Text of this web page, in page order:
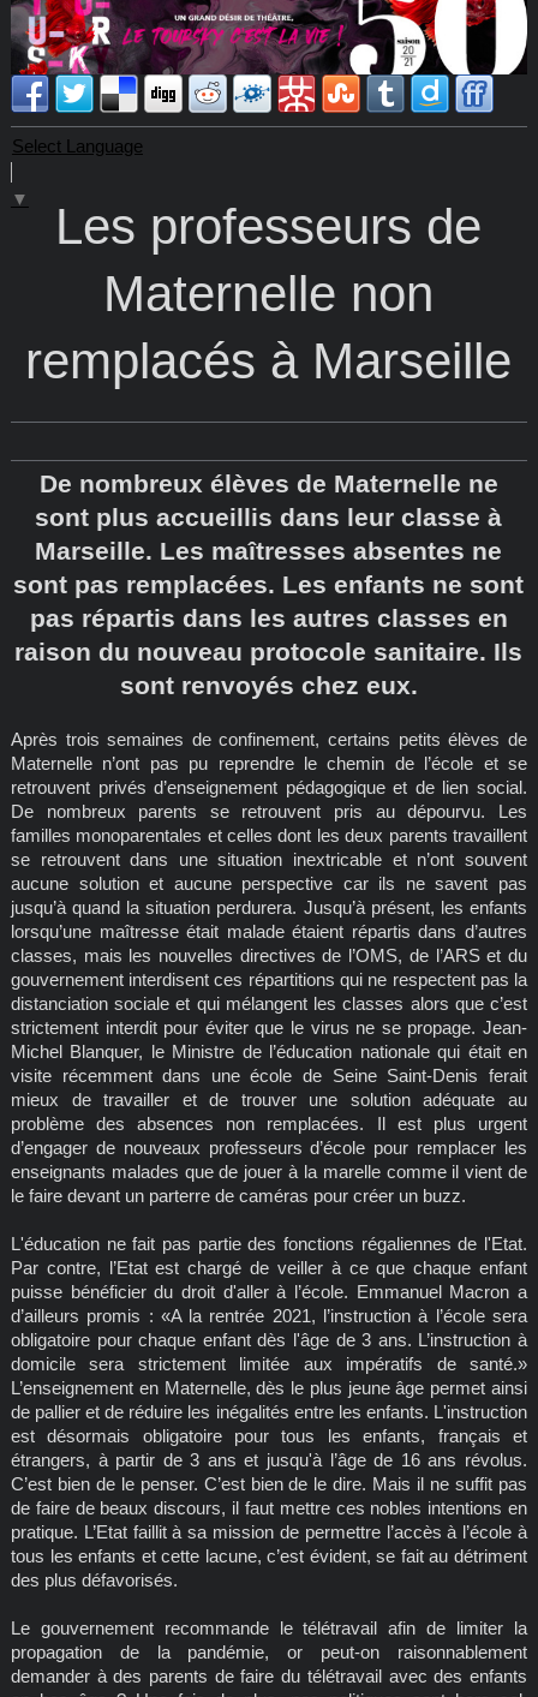
Select Language
▼
Les professeurs de
Maternelle non
remplacés à Marseille
De nombreux élèves de Maternelle ne
sont plus accueillis dans leur classe à
Marseille. Les maîtresses absentes ne
sont pas remplacées. Les enfants ne sont
pas répartis dans les autres classes en
raison du nouveau protocole sanitaire. Ils
sont renvoyés chez eux.
Après trois semaines de confinement, certains petits élèves de
Maternelle n’ont pas pu reprendre le chemin de l’école et se
retrouvent privés d’enseignement pédagogique et de lien social.
De nombreux parents se retrouvent pris au dépourvu. Les
familles monoparentales et celles dont les deux parents travaillent
se retrouvent dans une situation inextricable et n’ont souvent
aucune solution et aucune perspective car ils ne savent pas
jusqu’à quand la situation perdurera. Jusqu’à présent, les enfants
lorsqu’une maîtresse était malade étaient répartis dans d’autres
classes, mais les nouvelles directives de l’OMS, de l’ARS et du
gouvernement interdisent ces répartitions qui ne respectent pas la
distanciation sociale et qui mélangent les classes alors que c’est
strictement interdit pour éviter que le virus ne se propage. Jean-
Michel Blanquer, le Ministre de l’éducation nationale qui était en
visite récemment dans une école de Seine Saint-Denis ferait
mieux de travailler et de trouver une solution adéquate au
problème des absences non remplacées. Il est plus urgent
d’engager de nouveaux professeurs d’école pour remplacer les
enseignants malades que de jouer à la marelle comme il vient de
le faire devant un parterre de caméras pour créer un buzz.
L'éducation ne fait pas partie des fonctions régaliennes de l'Etat.
Par contre, l’Etat est chargé de veiller à ce que chaque enfant
puisse bénéficier du droit d'aller à l’école. Emmanuel Macron a
d’ailleurs promis : «A la rentrée 2021, l’instruction à l’école sera
obligatoire pour chaque enfant dès l'âge de 3 ans. L’instruction à
domicile sera strictement limitée aux impératifs de santé.»
L’enseignement en Maternelle, dès le plus jeune âge permet ainsi
de pallier et de réduire les inégalités entre les enfants. L'instruction
est désormais obligatoire pour tous les enfants, français et
étrangers, à partir de 3 ans et jusqu'à l’âge de 16 ans révolus.
C’est bien de le penser. C’est bien de le dire. Mais il ne suffit pas
de faire de beaux discours, il faut mettre ces nobles intentions en
pratique. L’Etat faillit à sa mission de permettre l’accès à l’école à
tous les enfants et cette lacune, c’est évident, se fait au détriment
des plus défavorisés.
Le gouvernement recommande le télétravail afin de limiter la
propagation de la pandémie, or peut-on raisonnablement
demander à des parents de faire du télétravail avec des enfants